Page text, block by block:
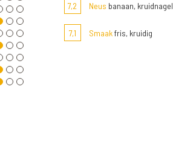
7,2 Neus banaan, kruidnagel
7,1 Smaakfris, kruidig